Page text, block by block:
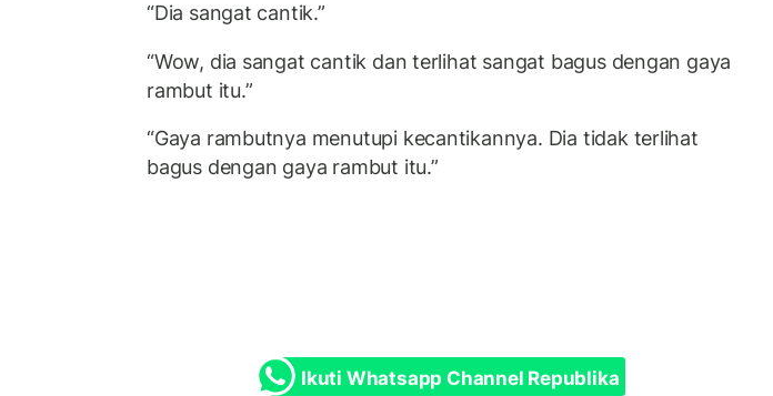
“Dia sangat cantik.”
“Wow, dia sangat cantik dan terlihat sangat bagus dengan gaya
rambut itu.”
“Gaya rambutnya menutupi kecantikannya. Dia tidak terlihat
bagus dengan gaya rambut itu.”
Ikuti Whatsapp Channel Republika